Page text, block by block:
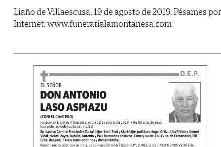
Liaño de Villaescusa, 19 de agosto de 2019. Pésames por
Internet: www.funerarialamontanesa.com